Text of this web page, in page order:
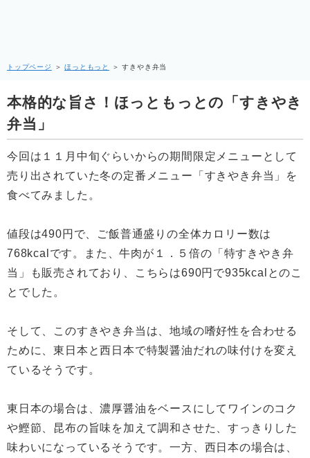
トップページ ＞ほっともっと ＞すきやき弁当
本格的な旨さ！ほっともっとの「すきやき
弁当」
今回は１１月中旬ぐらいからの期間限定メニューとして
売り出されていた冬の定番メニュー「すきやき弁当」を
食べてみました。
値段は490円で、ご飯普通盛りの全体カロリー数は
768kcalです。また、牛肉が１．５倍の「特すきやき弁
当」も販売されており、こちらは690円で935kcalとのこ
とでした。
そして、このすきやき弁当は、地域の嗜好性を合わせる
ために、東日本と西日本で特製醤油だれの味付けを変え
ているそうです。
東日本の場合は、濃厚醤油をベースにしてワインのコク
や鰹節、昆布の旨味を加えて調和させた、すっきりした
味わいになっているそうです。一方、西日本の場合は、